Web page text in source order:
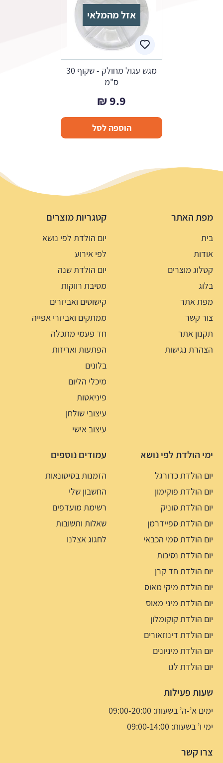
אזל מהמלאי
מגש עגול מחולק - שקוף 30
ס"מ
9.9
₪
הוספה לסל
מפת האתר
בית
אודות
קטלוג מוצרים
בלוג
מפת אתר
צור קשר
תקנון אתר
הצהרת נגישות
קטגריות מוצרים
יום הולדת לפי נושא
לפי אירוע
יום הולדת שנה
מסיבת רווקות
קישוטים ואביזרים
ממתקים ואביזרי אפייה
חד פעמי מתכלה
הפתעות ואריזות
בלונים
מיכלי הליום
פיניאטות
עיצובי שולחן
עיצוב אישי
ימי הולדת לפי נושא
יום הולדת כדורגל
יום הולדת פוקימון
יום הולדת סוניק
יום הולדת ספיידרמן
יום הולדת סמי הכבאי
יום הולדת נסיכות
יום הולדת חד קרן
יום הולדת מיקי מאוס
יום הולדת מיני מאוס
יום הולדת קוקומלון
יום הולדת דינוזאורים
יום הולדת מיניונים
יום הולדת לגו
עמודים נוספים
הזמנות בסיטונאות
החשבון שלי
רשימת מועדפים
שאלות ותשובות
לחגוג אצלנו
שעות פעילות
ימים א’-ה’ בשעות: 09:00-20:00
ימי ו’ בשעות: 09:00-14:00
צרו קשר